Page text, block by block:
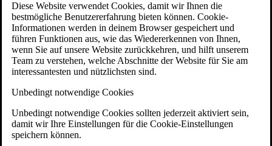
Diese Website verwendet Cookies, damit wir Ihnen die
bestmögliche Benutzererfahrung bieten können. Cookie-
Informationen werden in deinem Browser gespeichert und
führen Funktionen aus, wie das Wiedererkennen von Ihnen,
wenn Sie auf unsere Website zurückkehren, und hilft unserem
Team zu verstehen, welche Abschnitte der Website für Sie am
interessantesten und nützlichsten sind.
Unbedingt notwendige Cookies
Unbedingt notwendige Cookies sollten jederzeit aktiviert sein,
damit wir Ihre Einstellungen für die Cookie-Einstellungen
speichern können.